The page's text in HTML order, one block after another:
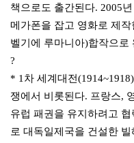
책으로도 출간된다. 2005
메가폰을 잡고 영화로 제
벨기에 루마니아)합작으로
?
* 1차 세계대전
쟁에서 비롯된다. 프랑스,
유럽 패권을 유지하려고
로 대독일제국을 건설한